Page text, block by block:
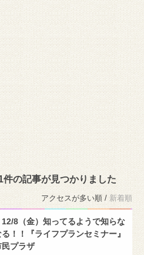
件の記事が見つかりました
アクセスが多い順 / 新着順
12/8（金）知ってるようで知らな
！！『ライフプランセミナー』
民プラザ